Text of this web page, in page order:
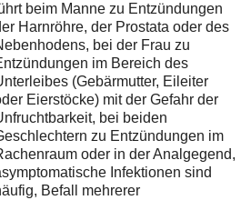
beim Manne zu Entzündungen
Harnröhre, der Prostata oder des
bei der Frau zu
im Bereich des
(Gebärmutter, Eileiter
Eierstöcke) mit der Gefahr der
bei beiden
zu Entzündungen im
oder in der Analgegend,
Infektionen sind
Befall mehrerer